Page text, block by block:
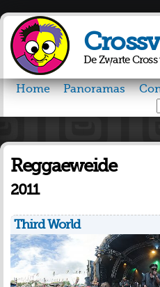
de inhoud
gaan
De Zwarte
Home Panoramas
Reggaeweide
2011
Third World